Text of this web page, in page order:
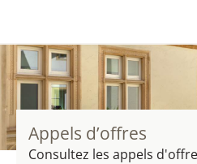
Appels d’offres
Consultez les appels